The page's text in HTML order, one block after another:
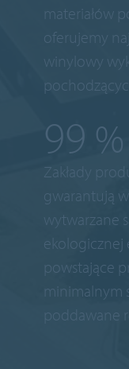
materiałów
oferujemy
winylowy
100%
Zakłady
gwarantują
wytwarzane
ekologicznej
powstające
minimalnym
poddawane